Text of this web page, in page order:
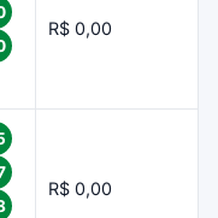
R$ 0,00
R$ 0,00